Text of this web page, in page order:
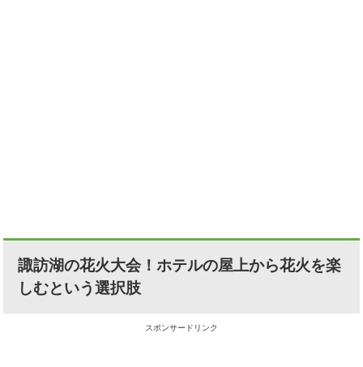
諏訪湖の花火大会！ホテルの屋上から花火を楽
しむという選択肢
スポンサードリンク